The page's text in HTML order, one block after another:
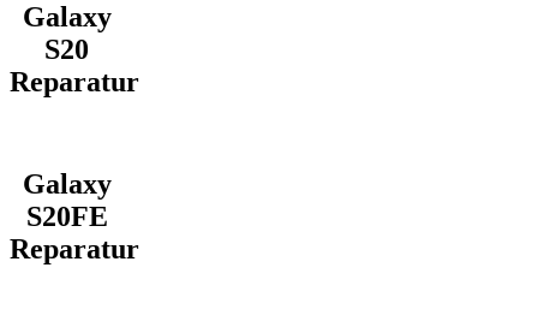
Galaxy
S20
Reparatur
Galaxy
S20FE
Reparatur